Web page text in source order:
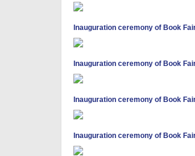
Inauguration ceremony of Book
Inauguration ceremony of Book
Inauguration ceremony of Book
Inauguration ceremony of Book